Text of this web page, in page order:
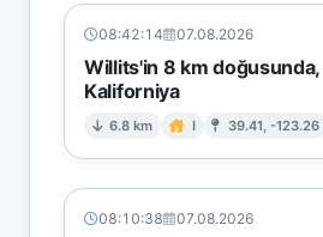
08:42:14 07.08.2026
Willits'in 8 km doğusunda,
Kaliforniya
6.8 km I 39.41, -123.26
08:10:38 07.08.2026